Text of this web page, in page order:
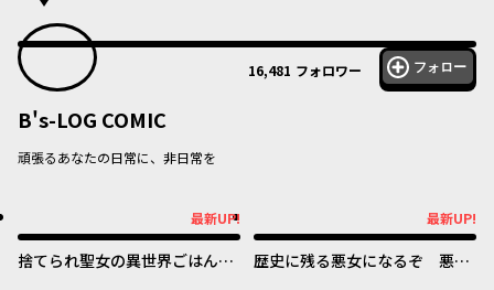
16,481 フォロワー フォロー
B's-LOG COMIC
頑張るあなたの日常に、非日常を
最新UP!
捨てられ聖女の異世界ごはん
最新UP!
歴史に残る悪女になるぞ 悪役